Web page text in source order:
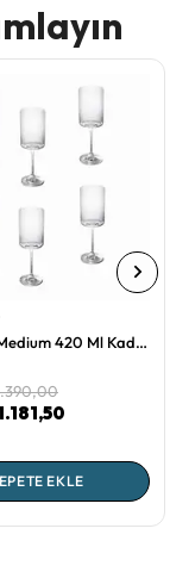
Lucky Art Medium 420 Ml Kadeh 6'Lı
EKLE